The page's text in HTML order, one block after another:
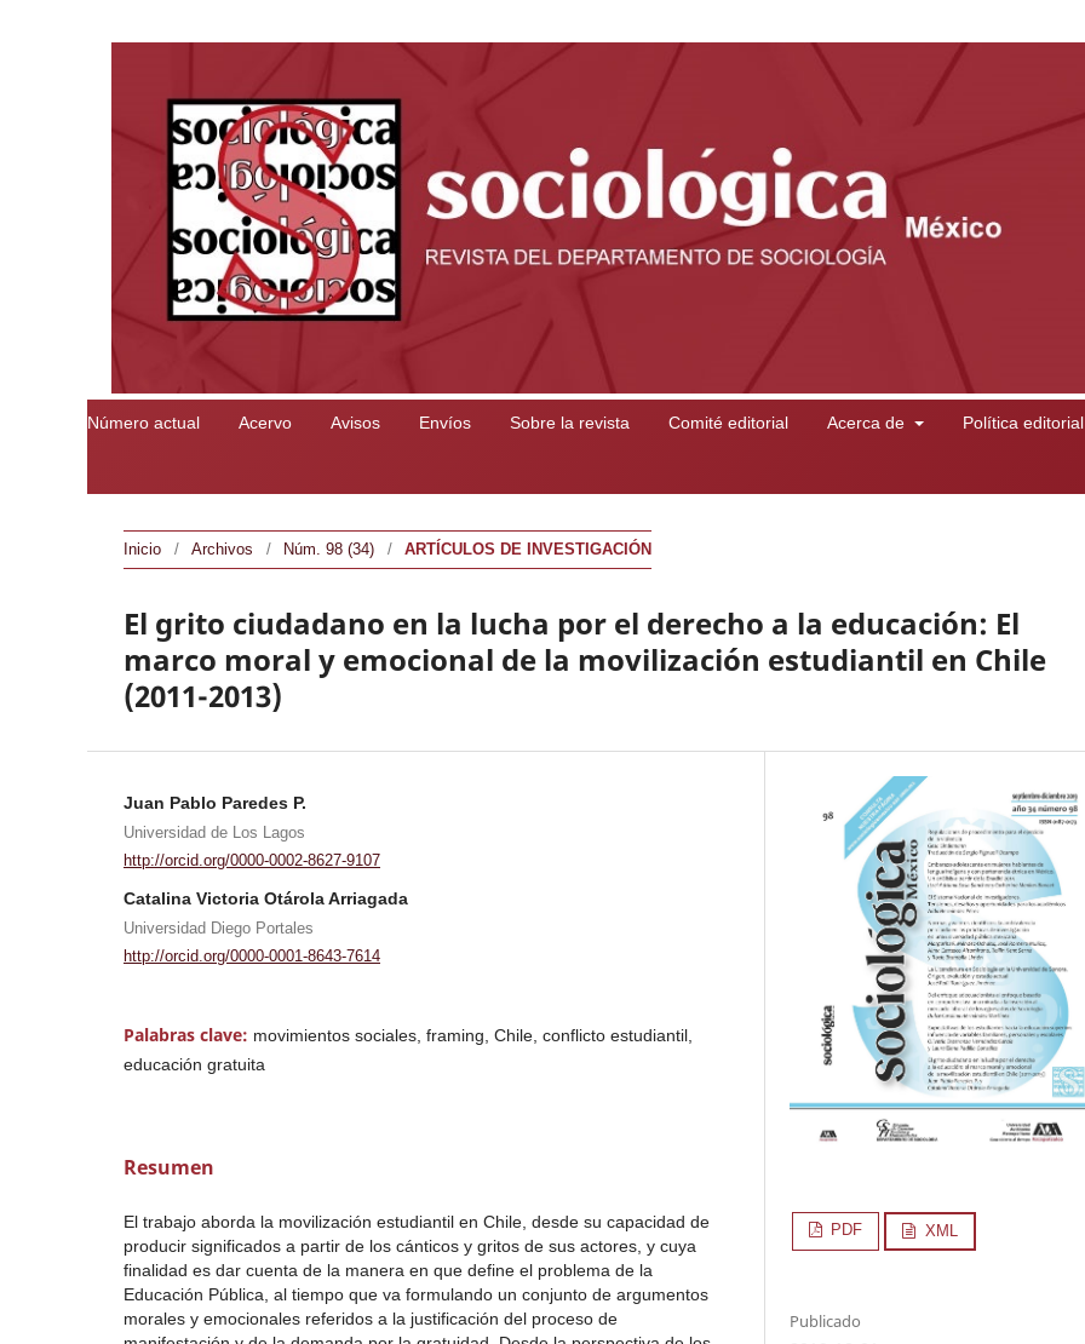
Número actual Acervo Avisos Envíos Sobre la revista Comité editorial Acerca de Política editorial
Inicio / Archivos / Núm. 98 (34) / ARTÍCULOS DE INVESTIGACIÓN
El grito ciudadano en la lucha por el derecho a la educación: El
marco moral y emocional de la movilización estudiantil en Chile
(2011-2013)
Juan Pablo Paredes P.
Universidad de Los Lagos
http://orcid.org/0000-0002-8627-9107
Catalina Victoria Otárola Arriagada
Universidad Diego Portales
http://orcid.org/0000-0001-8643-7614
Palabras clave: movimientos sociales, framing, Chile, conflicto estudiantil,
educación gratuita
Resumen
El trabajo aborda la movilización estudiantil en Chile, desde su capacidad de
producir significados a partir de los cánticos y gritos de sus actores, y cuya
finalidad es dar cuenta de la manera en que define el problema de la
Educación Pública, al tiempo que va formulando un conjunto de argumentos
morales y emocionales referidos a la justificación del proceso de
PDF XML
Publicado